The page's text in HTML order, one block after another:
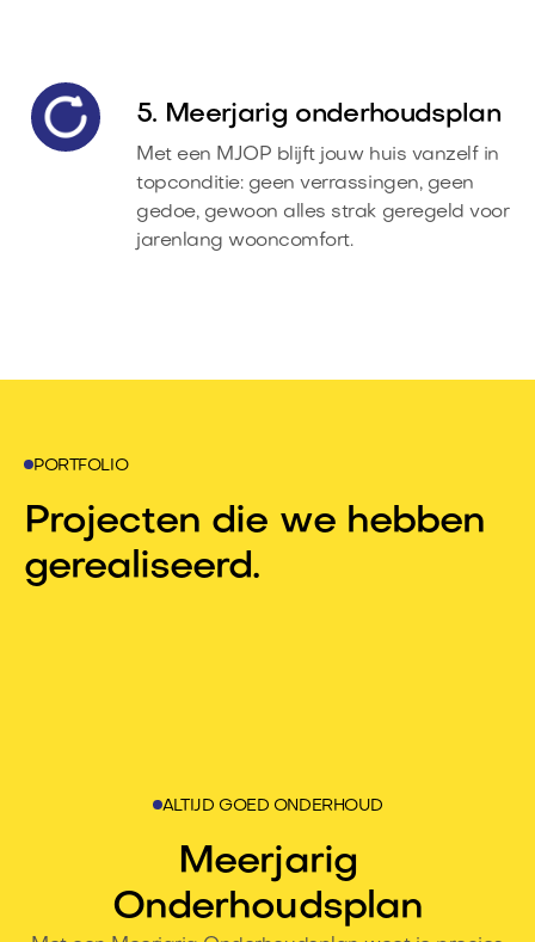
5. Meerjarig onderhoudsplan
Met een MJOP blijft jouw huis vanzelf in
topconditie: geen verrassingen, geen
gedoe, gewoon alles strak geregeld voor
jarenlang wooncomfort.
PORTFOLIO
Projecten die we hebben
gerealiseerd.
ALTIJD GOED ONDERHOUD
Meerjarig
Onderhoudsplan